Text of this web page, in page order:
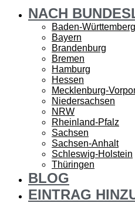
NACH
Baden-Württemberg
Bayern
Brandenburg
Bremen
Hamburg
Hessen
Mecklenburg-
Niedersachsen
NRW
Rheinland-Pfalz
Sachsen
Sachsen-Anhalt
Schleswig-Holstein
Thüringen
BLOG
EINTRAG